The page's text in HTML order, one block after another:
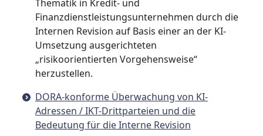
Thematik in Kredit- und
Finanzdienstleistungsunternehmen durch die
Internen Revision auf Basis einer an der KI-
Umsetzung ausgerichteten
„risikoorientierten Vorgehensweise“
herzustellen.
DORA-konforme Überwachung von KI-
Adressen / IKT-Drittparteien und die
Bedeutung für die Interne Revision